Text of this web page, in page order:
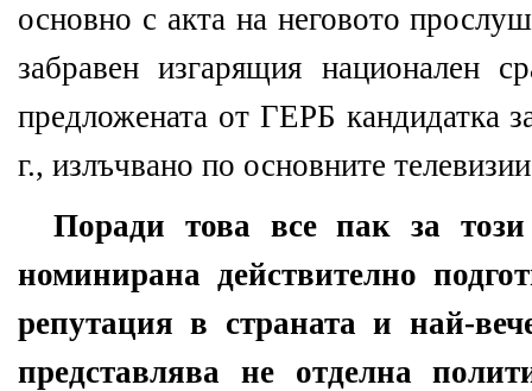
основно с акта на неговото
забравен изгарящия национален
предложената от ГЕРБ кандидатка
г., излъчвано по основните
Поради това все пак за
номинирана действително
репутация в страната и най-
представлява не отделна